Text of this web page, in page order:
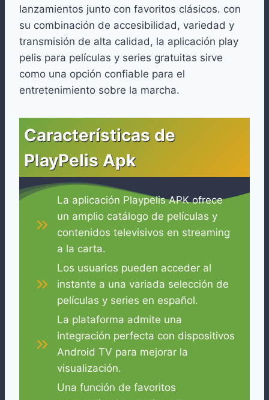
lanzamientos junto con favoritos clásicos. con
su combinación de accesibilidad, variedad y
transmisión de alta calidad, la aplicación play
pelis para películas y series gratuitas sirve
como una opción confiable para el
entretenimiento sobre la marcha.
Características de
PlayPelis Apk
La aplicación Playpelis APK ofrece
un amplio catálogo de películas y
contenidos televisivos en streaming
a la carta.
Los usuarios pueden acceder al
instante a una variada selección de
películas y series en español.
La plataforma admite una
integración perfecta con dispositivos
Android TV para mejorar la
visualización.
Una función de favoritos